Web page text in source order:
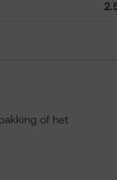
of het